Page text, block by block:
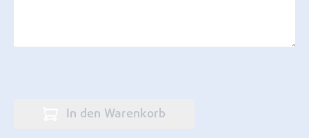
In den Warenkorb